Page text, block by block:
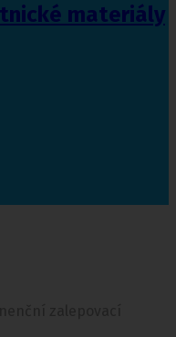
materiály